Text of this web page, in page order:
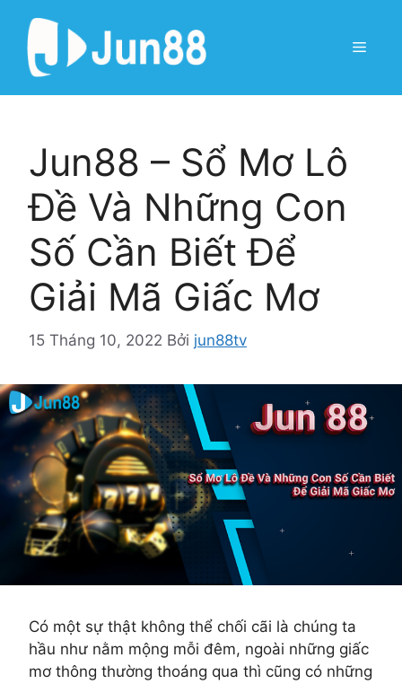
dung
Menu
Jun88 – Sổ Mơ Lô
Đề Và Những Con
Số Cần Biết Để
Giải Mã Giấc Mơ
15 Tháng 10, 2022 Bởi jun88tv
Có một sự thật không thể chối cãi là chúng ta
hầu như nằm mộng mỗi đêm, ngoài những giấc
mơ thông thường thoáng qua thì cũng có những